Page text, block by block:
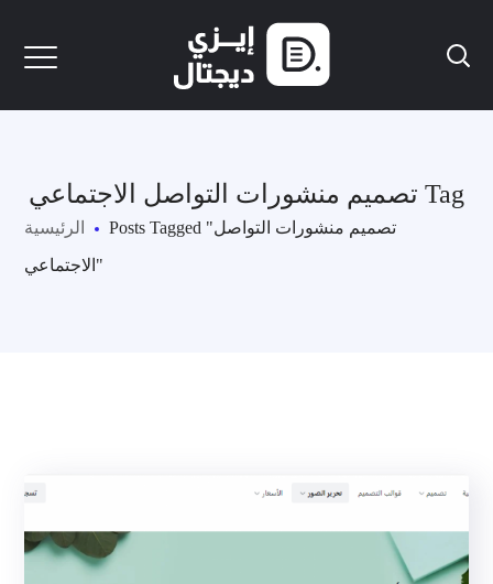
تصميم منشورات التواصل الاجتماعي Tag
الرئيسية
Posts Tagged "تصميم منشورات التواصل
الاجتماعي"